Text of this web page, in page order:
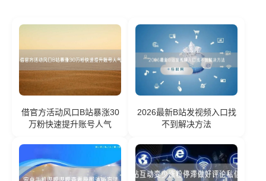
借官方活动风口B站暴涨30
万粉快速提升账号人气
2026最新B站发视频入口找
不到解决方法